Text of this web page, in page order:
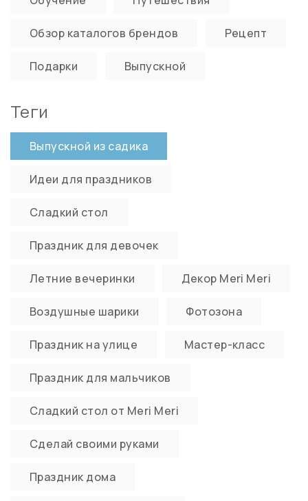
Обзор каталогов брендов Рецепт
Подарки Выпускной
Теги
Выпускной из садика
Идеи для праздников
Сладкий стол
Праздник для девочек
Летние вечеринки Декор Meri Meri
Воздушные шарики Фотозона
Праздник на улице Мастер-класс
Праздник для мальчиков
Сладкий стол от Meri Meri
Сделай своими руками
Праздник дома